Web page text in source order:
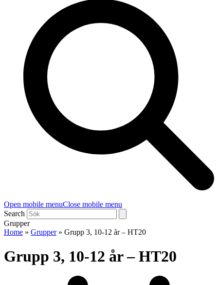
Open mobile menuClose mobile menu
Search
Grupper
Home » Grupper» Grupp 3, 10-12 år – HT20
Grupp 3, 10-12 år – HT20